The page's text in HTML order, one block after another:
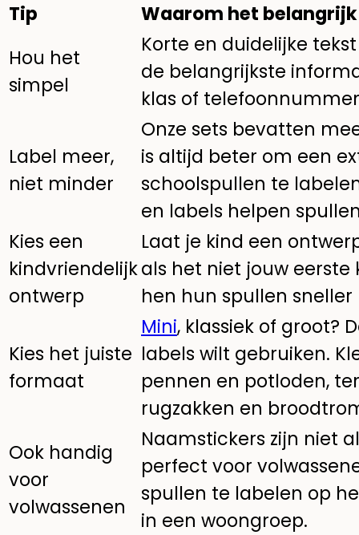
Tip
Waarom het
Hou het
simpel
Korte en duidelijke
de belangrijkste
klas of
Label meer,
niet minder
Onze sets bevatten
is altijd beter om een
schoolspullen te
en labels helpen
Kies een
kindvriendelijk
ontwerp
Laat je kind een
als het niet jouw eerste
hen hun spullen
Kies het juiste
formaat
Mini, klassiek of groot?
labels wilt gebruiken.
pennen en potloden,
rugzakken en
Ook handig
voor
volwassenen
Naamstickers zijn niet
perfect voor
spullen te labelen op
in een woongroep.